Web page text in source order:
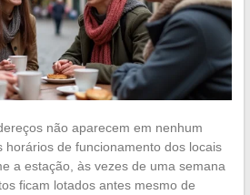
não aparecem em nenhum
horários de funcionamento dos locais
a estação, às vezes de uma semana
ficam lotados antes mesmo de